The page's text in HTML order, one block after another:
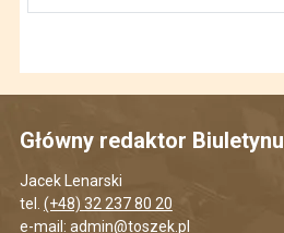
Główny redaktor Biuletynu
Jacek Lenarski
tel. (+48) 32 237 80 20
e-mail: admin@toszek.pl